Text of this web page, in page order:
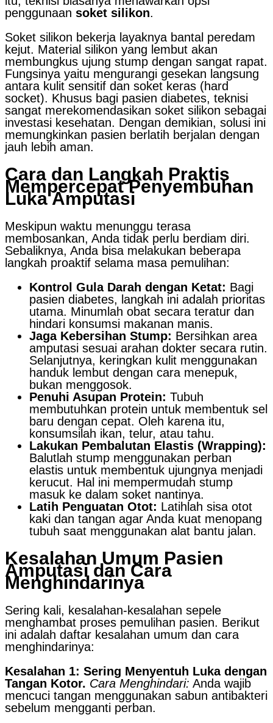
penggunaan soket silikon.
Soket silikon bekerja layaknya bantal peredam
kejut. Material silikon yang lembut akan
membungkus ujung stump dengan sangat rapat.
Fungsinya yaitu mengurangi gesekan langsung
antara kulit sensitif dan soket keras (hard
socket). Khusus bagi pasien diabetes, teknisi
sangat merekomendasikan soket silikon sebagai
investasi kesehatan. Dengan demikian, solusi ini
memungkinkan pasien berlatih berjalan dengan
jauh lebih aman.
Cara dan Langkah Praktis
Mempercepat Penyembuhan
Luka Amputasi
Meskipun waktu menunggu terasa
membosankan, Anda tidak perlu berdiam diri.
Sebaliknya, Anda bisa melakukan beberapa
langkah proaktif selama masa pemulihan:
Kontrol Gula Darah dengan Ketat: Bagi
pasien diabetes, langkah ini adalah prioritas
utama. Minumlah obat secara teratur dan
hindari konsumsi makanan manis.
Jaga Kebersihan Stump: Bersihkan area
amputasi sesuai arahan dokter secara rutin.
Selanjutnya, keringkan kulit menggunakan
handuk lembut dengan cara menepuk,
bukan menggosok.
Penuhi Asupan Protein: Tubuh
membutuhkan protein untuk membentuk sel
baru dengan cepat. Oleh karena itu,
konsumsilah ikan, telur, atau tahu.
Lakukan Pembalutan Elastis (Wrapping):
Balutlah stump menggunakan perban
elastis untuk membentuk ujungnya menjadi
kerucut. Hal ini mempermudah stump
masuk ke dalam soket nantinya.
Latih Penguatan Otot: Latihlah sisa otot
kaki dan tangan agar Anda kuat menopang
tubuh saat menggunakan alat bantu jalan.
Kesalahan Umum Pasien
Amputasi dan Cara
Menghindarinya
Sering kali, kesalahan-kesalahan sepele
menghambat proses pemulihan pasien. Berikut
ini adalah daftar kesalahan umum dan cara
menghindarinya:
Kesalahan 1: Sering Menyentuh Luka dengan
Tangan Kotor. Cara Menghindari: Anda wajib
mencuci tangan menggunakan sabun antibakteri
sebelum mengganti perban.